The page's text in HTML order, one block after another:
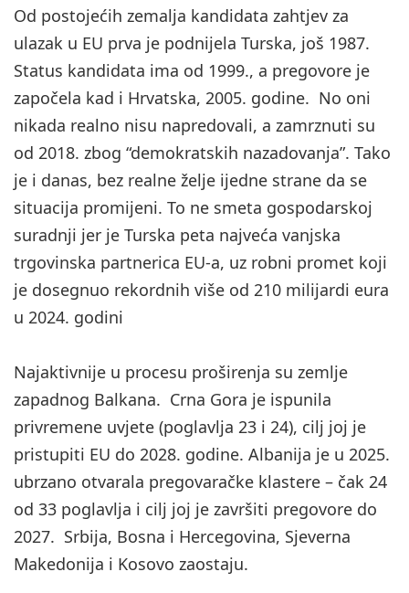
Od postojećih zemalja kandidata zahtjev za
ulazak u EU prva je podnijela Turska, još 1987.
Status kandidata ima od 1999., a pregovore je
započela kad i Hrvatska, 2005. godine. No oni
nikada realno nisu napredovali, a zamrznuti su
od 2018. zbog “demokratskih nazadovanja”. Tako
je i danas, bez realne želje ijedne strane da se
situacija promijeni. To ne smeta gospodarskoj
suradnji jer je Turska peta najveća vanjska
trgovinska partnerica EU-a, uz robni promet koji
je dosegnuo rekordnih više od 210 milijardi eura
u 2024. godini
Najaktivnije u procesu proširenja su zemlje
zapadnog Balkana. Crna Gora je ispunila
privremene uvjete (poglavlja 23 i 24), cilj joj je
pristupiti EU do 2028. godine. Albanija je u 2025.
ubrzano otvarala pregovaračke klastere – čak 24
od 33 poglavlja i cilj joj je završiti pregovore do
2027. Srbija, Bosna i Hercegovina, Sjeverna
Makedonija i Kosovo zaostaju.